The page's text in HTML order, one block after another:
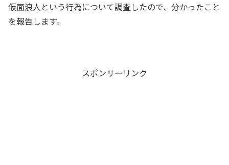
仮面浪人という行為について調査したので、分かったこと
を報告します。
スポンサーリンク